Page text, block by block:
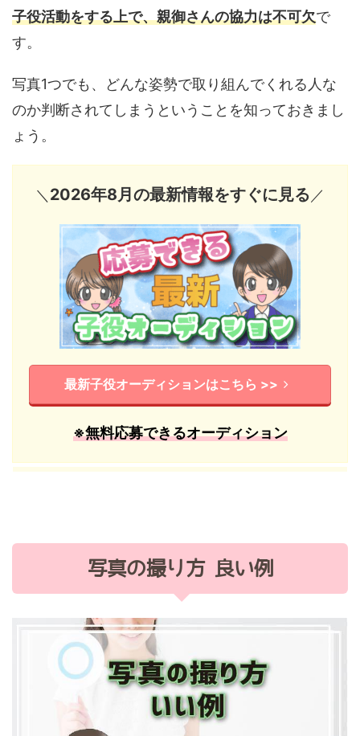
子役活動をする上で、親御さんの協力は不可欠で
す。
写真1つでも、どんな姿勢で取り組んでくれる人な
のか判断されてしまうということを知っておきまし
ょう。
＼ 2026年8月の最新情報をすぐに見る ／
最新子役オーディションはこちら >>
※無料応募できるオーディション
写真の撮り方 良い例